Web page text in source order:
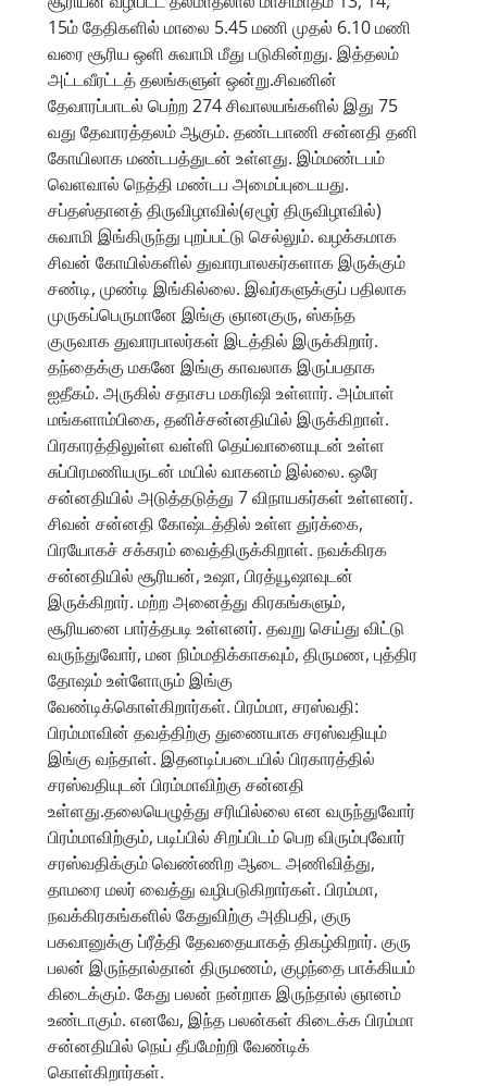
15ம் தேதிகளில் மாலை 5.45 மணி முதல் 6.10 மணி
வரை சூரிய ஒளி சுவாமி மீது படுகின்றது. இத்தலம்
அட்டவீரட்டத் தலங்களுள் ஒன்று.சிவனின்
தேவாரப்பாடல் பெற்ற 274 சிவாலயங்களில் இது 75
வது தேவாரத்தலம் ஆகும். தண்டபாணி சன்னதி தனி
கோயிலாக மண்டபத்துடன் உள்ளது. இம்மண்டபம்
வெளவால் நெத்தி மண்டப அமைப்புடையது.
சப்தஸ்தானத் திருவிழாவில்(ஏழூர் திருவிழாவில்)
சுவாமி இங்கிருந்து புறப்பட்டு செல்லும். வழக்கமாக
சிவன் கோயில்களில் துவாரபாலகர்களாக இருக்கும்
சண்டி, முண்டி இங்கில்லை. இவர்களுக்குப் பதிலாக
முருகப்பெருமானே இங்கு ஞானகுரு, ஸ்கந்த
குருவாக துவாரபாலர்கள் இடத்தில் இருக்கிறார்.
தந்தைக்கு மகனே இங்கு காவலாக இருப்பதாக
ஐதீகம். அருகில் சதாசப மகரிஷி உள்ளார். அம்பாள்
மங்களாம்பிகை, தனிச்சன்னதியில் இருக்கிறாள்.
பிரகாரத்திலுள்ள வள்ளி தெய்வானையுடன் உள்ள
சுப்பிரமணியருடன் மயில் வாகனம் இல்லை. ஒரே
சன்னதியில் அடுத்தடுத்து 7 விநாயகர்கள் உள்ளனர்.
சிவன் சன்னதி கோஷ்டத்தில் உள்ள துர்க்கை,
பிரயோகச் சக்கரம் வைத்திருக்கிறாள். நவக்கிரக
சன்னதியில் சூரியன், உஷா, பிரத்யூஷாவுடன்
இருக்கிறார். மற்ற அனைத்து கிரகங்களும்,
சூரியனை பார்த்தபடி உள்ளனர். தவறு செய்து விட்டு
வருந்துவோர், மன நிம்மதிக்காகவும், திருமண, புத்திர
தோஷம் உள்ளோரும் இங்கு
வேண்டிக்கொள்கிறார்கள். பிரம்மா, சரஸ்வதி:
பிரம்மாவின் தவத்திற்கு துணையாக சரஸ்வதியும்
இங்கு வந்தாள். இதனடிப்படையில் பிரகாரத்தில்
சரஸ்வதியுடன் பிரம்மாவிற்கு சன்னதி
உள்ளது.தலையெழுத்து சரியில்லை என வருந்துவோர்
பிரம்மாவிற்கும், படிப்பில் சிறப்பிடம் பெற விரும்புவோர்
சரஸ்வதிக்கும் வெண்ணிற ஆடை அணிவித்து,
தாமரை மலர் வைத்து வழிபடுகிறார்கள். பிரம்மா,
நவக்கிரகங்களில் கேதுவிற்கு அதிபதி, குரு
பகவானுக்கு ப்ரீத்தி தேவதையாகத் திகழ்கிறார். குரு
பலன் இருந்தால்தான் திருமணம், குழந்தை பாக்கியம்
கிடைக்கும். கேது பலன் நன்றாக இருந்தால் ஞானம்
உண்டாகும். எனவே, இந்த பலன்கள் கிடைக்க பிரம்மா
சன்னதியில் நெய் தீபமேற்றி வேண்டிக்
கொள்கிறார்கள்.